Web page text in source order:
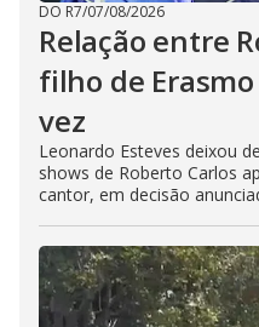
DO R7/07/08/2026
Relação entre
filho de
vez
Leonardo Esteves deixou
shows de Roberto Carlos
cantor, em decisão